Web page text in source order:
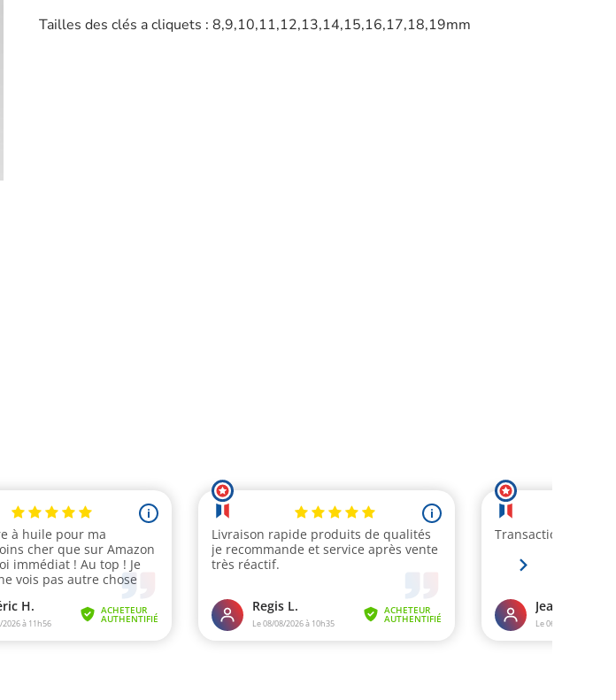
Tailles des clés a cliquets : 8,9,10,11,12,13,14,15,16,17,18,19mm